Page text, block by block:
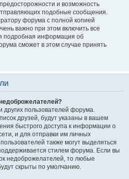
и возможность
подобные сообщения.
форума с полной копией
важно при этом включить все
подробная информация об
сможет в этом случае принять
других пользователей форума.
друзей, будут указаны в вашем
быстрого доступа к информации о
и для отправки им личных
также могут выделяться
стилем форума. Если вы
недоброжелателей, то любые
скрыты по умолчанию.